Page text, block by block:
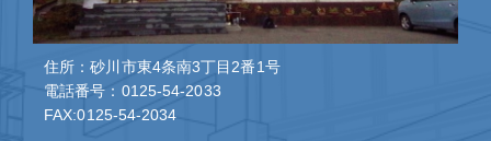
住所：砂川市東4条南3丁目2番1号
電話番号：0125-54-2033
FAX:0125-54-2034